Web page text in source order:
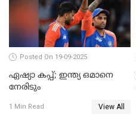
Posted On 19-09-2025
ഏഷ്യാ കപ്പ്; ഇന്ത്യ ഒമാനെ
നേരിടും
1 Min Read View All